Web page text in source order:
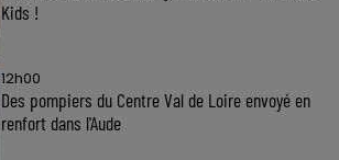
Kids !
12h00
Des pompiers du Centre Val de Loire envoyé en
renfort dans l'Aude